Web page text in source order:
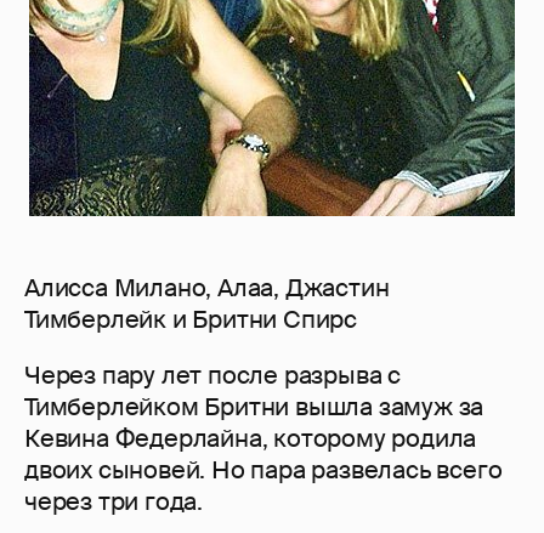
Алисса Милано, Алаа, Джастин
Тимберлейк и Бритни Спирс
Через пару лет после разрыва с
Тимберлейком Бритни вышла замуж за
Кевина Федерлайна, которому родила
двоих сыновей. Но пара развелась всего
через три года.